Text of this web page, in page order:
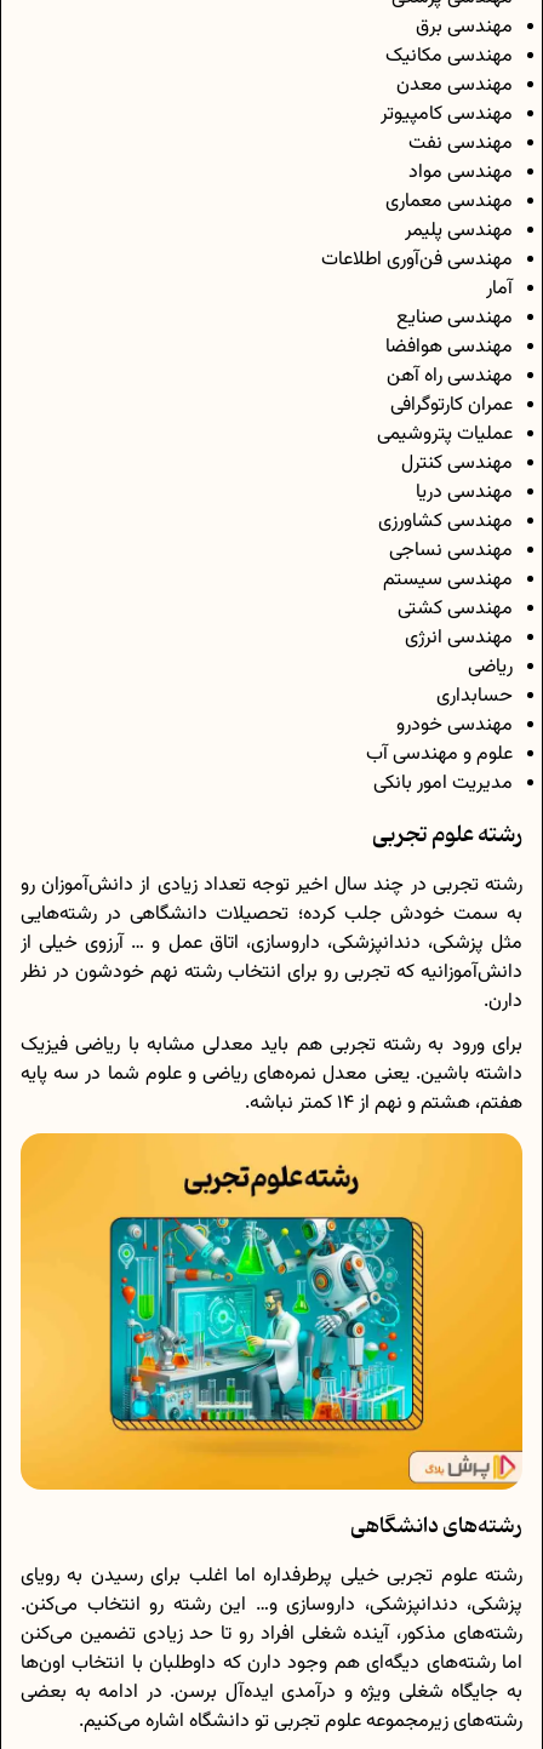
مهندسی برق
مهندسی مکانیک
مهندسی معدن
مهندسی کامپیوتر
مهندسی نفت
مهندسی مواد
مهندسی معماری
مهندسی پلیمر
مهندسی فن‌آوری اطلاعات
آمار
مهندسی صنایع
مهندسی هوافضا
مهندسی راه آهن
عمران کارتوگرافی
عملیات پتروشیمی
مهندسی کنترل
مهندسی دریا
مهندسی کشاورزی
مهندسی نساجی
مهندسی سیستم
مهندسی کشتی
مهندسی انرژی
ریاضی
حسابداری
مهندسی خودرو
علوم و مهندسی آب
مدیریت امور بانکی
رشته علوم تجربی
رشته تجربی در چند سال اخیر توجه تعداد زیادی از دانش‌آموزان رو
به سمت خودش جلب کرده؛ تحصیلات دانشگاهی در رشته‌هایی
مثل پزشکی، دندانپزشکی، داروسازی، اتاق عمل و … آرزوی خیلی از
دانش‌آموزانیه که تجربی رو برای انتخاب رشته نهم خودشون در نظر
دارن.
برای ورود به رشته تجربی هم باید معدلی مشابه با ریاضی فیزیک
داشته باشین. یعنی معدل نمره‌های ریاضی و علوم شما در سه پایه
هفتم، هشتم و نهم از 14 کمتر نباشه.
رشته‌های دانشگاهی
رشته علوم تجربی خیلی پرطرفداره اما اغلب برای رسیدن به رویای
پزشکی، دندانپزشکی، داروسازی و… این رشته رو انتخاب می‌کنن.
رشته‌های مذکور، آینده شغلی افراد رو تا حد زیادی تضمین می‌کنن
اما رشته‌های دیگه‌ای هم وجود دارن که داوطلبان با انتخاب اون‌ها
به جایگاه شغلی ویژه و درآمدی ایده‌آل برسن. در ادامه به بعضی
رشته‌های زیرمجموعه علوم تجربی تو دانشگاه اشاره می‌کنیم.